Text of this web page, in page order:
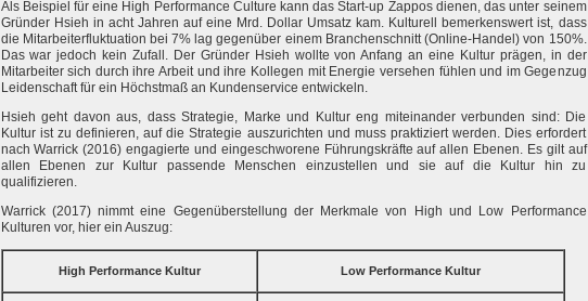
Als Beispiel für eine High Performance Culture kann das Start-up Zappos dienen, das unter seinem
Gründer Hsieh in acht Jahren auf eine Mrd. Dollar Umsatz kam. Kulturell bemerkenswert ist, dass
die Mitarbeiterfluktuation bei 7% lag gegenüber einem Branchenschnitt (Online-Handel) von 150%.
Das war jedoch kein Zufall. Der Gründer Hsieh wollte von Anfang an eine Kultur prägen, in der
Mitarbeiter sich durch ihre Arbeit und ihre Kollegen mit Energie versehen fühlen und im Gegenzug
Leidenschaft für ein Höchstmaß an Kundenservice entwickeln.
Hsieh geht davon aus, dass Strategie, Marke und Kultur eng miteinander verbunden sind: Die
Kultur ist zu definieren, auf die Strategie auszurichten und muss praktiziert werden. Dies erfordert
nach Warrick (2016) engagierte und eingeschworene Führungskräfte auf allen Ebenen. Es gilt auf
allen Ebenen zur Kultur passende Menschen einzustellen und sie auf die Kultur hin zu
qualifizieren.
Warrick (2017) nimmt eine Gegenüberstellung der Merkmale von High und Low Performance
Kulturen vor, hier ein Auszug:
High Performance Kultur Low Performance Kultur